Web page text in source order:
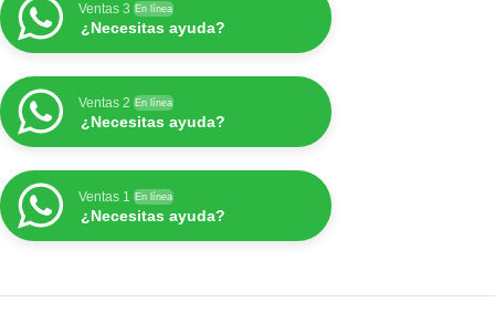
Ventas 3 En línea
¿Necesitas ayuda?
Ventas 2 En línea
¿Necesitas ayuda?
Ventas 1 En línea
¿Necesitas ayuda?